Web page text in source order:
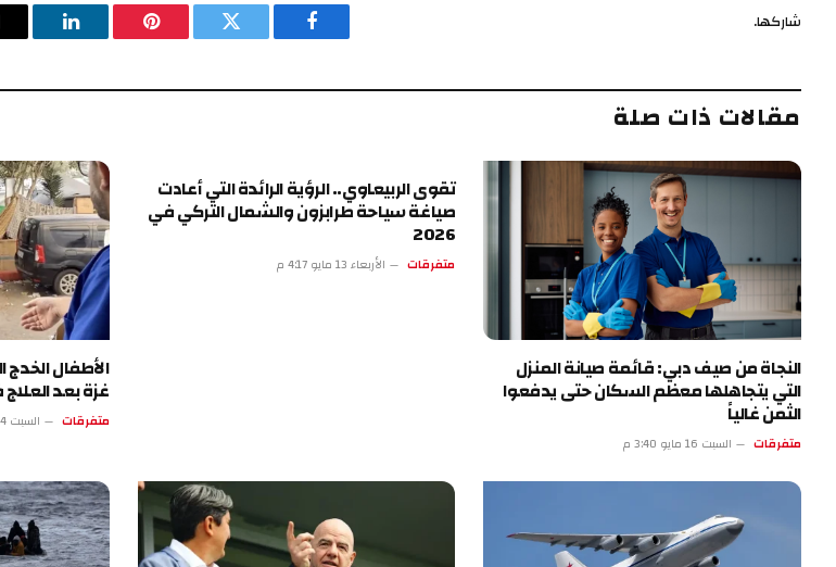
شاركها. فيسبوكتويتر بينتيريستلينكدإن
مقالات ذات صلة
النجاة من صيف دبي: قائمة صيانة المنزل
التي يتجاهلها معظم السكان حتى يدفعوا
الثمن غالياً
متفرقات السبت 16 مايو 3:40 م
تقوى الربيعاوي.. الرؤية الرائدة التي أعادت
صياغة سياحة طرابزون والشمال التركي في
2026
متفرقات الأربعاء 13 مايو 4:17 م
الأطفال
غزة بعد
متفرقات السبت 04 أبريل 12:24 م